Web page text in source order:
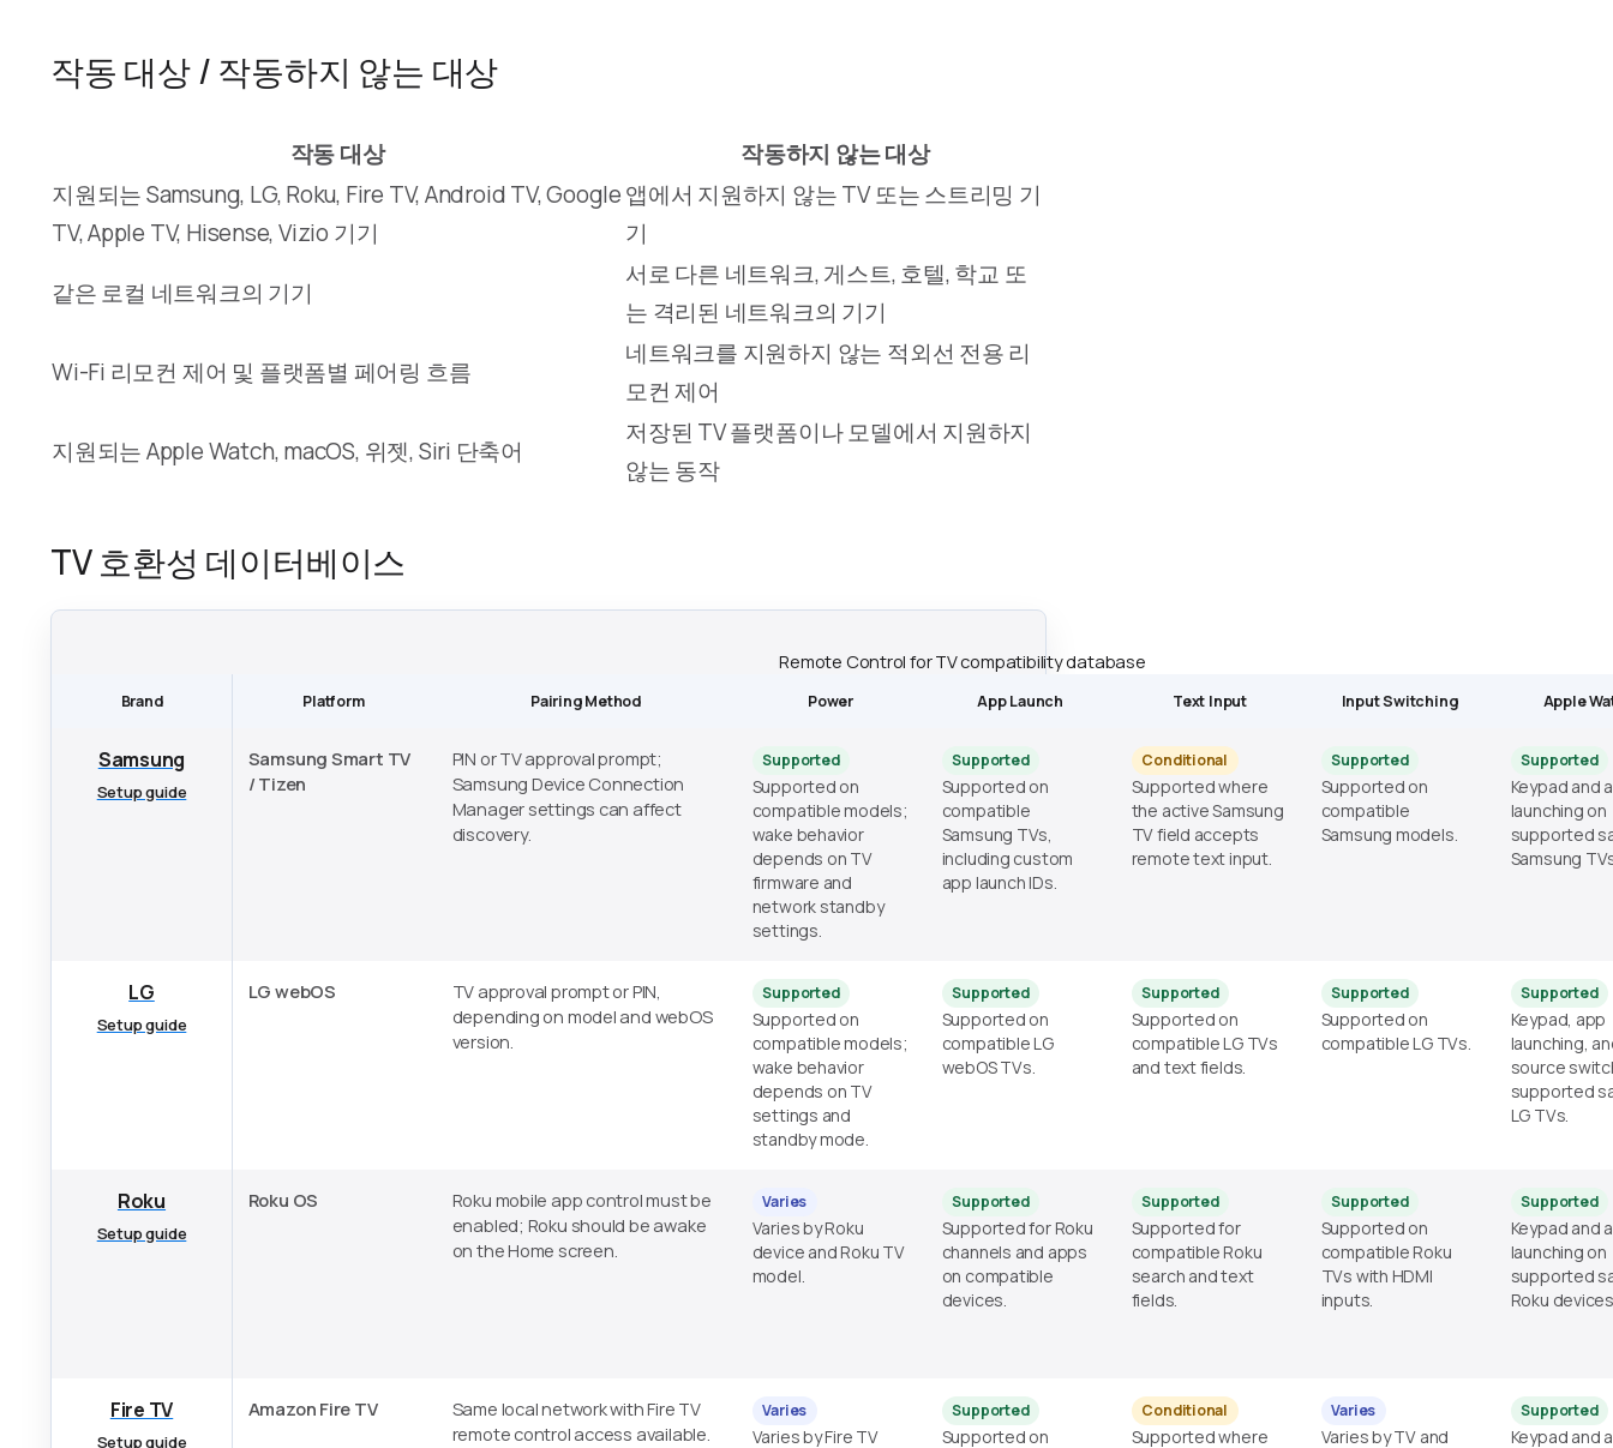
작동 대상 / 작동하지 않는 대상
작동 대상
작동하지 않는 대상
지원되는 Samsung, LG, Roku, Fire TV, Android TV, Google
TV, Apple TV, Hisense, Vizio 기기
앱에서 지원하지 않는 TV 또는 스트리밍 기
기
같은 로컬 네트워크의 기기
서로 다른 네트워크, 게스트, 호텔, 학교 또
는 격리된 네트워크의 기기
Wi-Fi 리모컨 제어 및 플랫폼별 페어링 흐름
네트워크를 지원하지 않는 적외선 전용 리
모컨 제어
지원되는 Apple Watch, macOS, 위젯, Siri 단축어
저장된 TV 플랫폼이나 모델에서 지원하지
않는 동작
TV 호환성 데이터베이스
Remote Control for TV compatibility database
Brand Platform Pairing Method Power App Launch Text Input Input Switching Apple
Samsung
Setup guide
Samsung Smart TV
/ Tizen
PIN or TV approval prompt;
Samsung Device Connection
Manager settings can affect
discovery.
Supported
Supported on
compatible models;
wake behavior
depends on TV
firmware and
network standby
settings.
Supported
Supported on
compatible
Samsung TVs,
including custom
app launch IDs.
Conditional
Supported where
the active Samsung
TV field accepts
remote text input.
Supported
Supported on
compatible
Samsung models.
Supported
Keypad and
launching on
supported
Samsung
LG
Setup guide
LG webOS
TV approval prompt or PIN,
depending on model and webOS
version.
Supported
Supported on
compatible models;
wake behavior
depends on TV
settings and
standby mode.
Supported
Supported on
compatible LG
webOS TVs.
Supported
Supported on
compatible LG TVs
and text fields.
Supported
Supported on
compatible LG TVs.
Supported
Keypad, app
launching,
source
supported
LG TVs.
Roku
Setup guide
Roku OS
Roku mobile app control must be
enabled; Roku should be awake
on the Home screen.
Varies
Varies by Roku
device and Roku TV
model.
Supported
Supported for Roku
channels and apps
on compatible
devices.
Supported
Supported for
compatible Roku
search and text
fields.
Supported
Supported on
compatible Roku
TVs with HDMI
inputs.
Supported
Keypad and
launching on
supported
Roku
Fire TV
Setup guide
Amazon Fire TV
Same local network with Fire TV
remote control access available.
Varies
Varies by Fire TV
Supported
Supported on
Conditional
Supported where
Varies
Varies by TV and
Supported
Keypad and